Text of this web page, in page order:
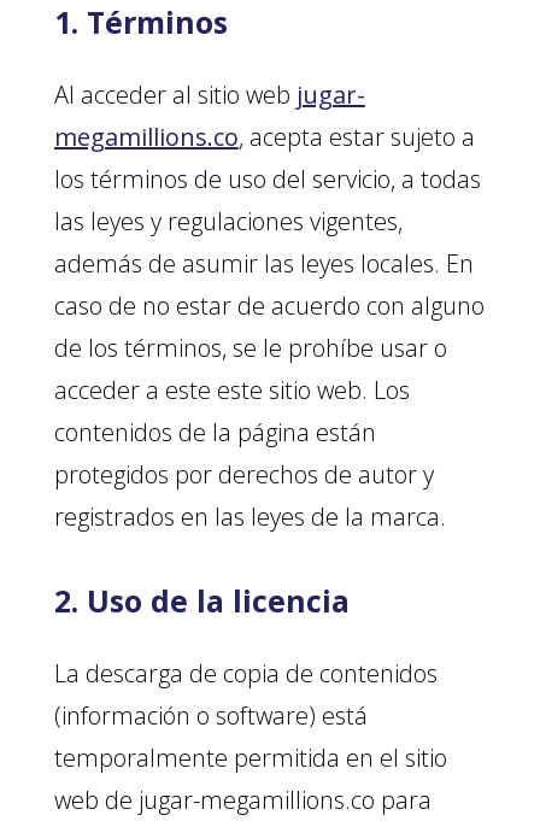
1. Términos
Al acceder al sitio web jugar-
megamillions.co, acepta estar sujeto a
los términos de uso del servicio, a todas
las leyes y regulaciones vigentes,
además de asumir las leyes locales. En
caso de no estar de acuerdo con alguno
de los términos, se le prohíbe usar o
acceder a este este sitio web. Los
contenidos de la página están
protegidos por derechos de autor y
registrados en las leyes de la marca.
2. Uso de la licencia
La descarga de copia de contenidos
(información o software) está
temporalmente permitida en el sitio
web de jugar-megamillions.co para